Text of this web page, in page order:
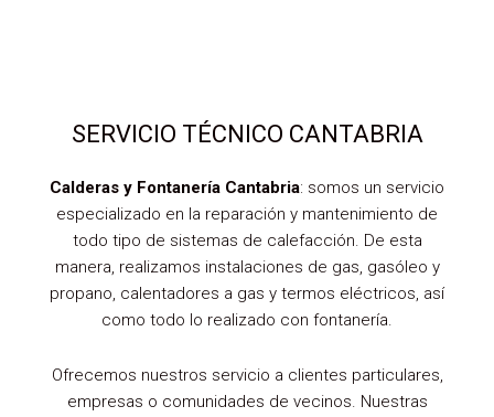
SERVICIO TÉCNICO CANTABRIA
Calderas y Fontanería Cantabria: somos un servicio
especializado en la reparación y mantenimiento de
todo tipo de sistemas de calefacción. De esta
manera, realizamos instalaciones de gas, gasóleo y
propano, calentadores a gas y termos eléctricos, así
como todo lo realizado con fontanería.
Ofrecemos nuestros servicio a clientes particulares,
empresas o comunidades de vecinos. Nuestras